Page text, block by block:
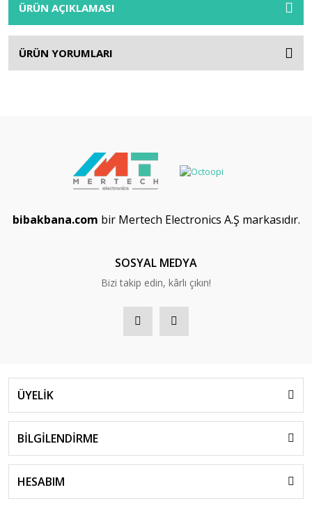
ÜRÜN AÇIKLAMASI
ÜRÜN YORUMLARI
bibakbana.com bir Mertech Electronics A.Ş markasıdır.
SOSYAL MEDYA
Bizi takip edin, kârlı çıkın!
ÜYELİK
BİLGİLENDİRME
HESABIM